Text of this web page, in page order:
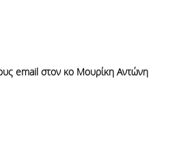
email στον κο Μουρίκη Αντώνη